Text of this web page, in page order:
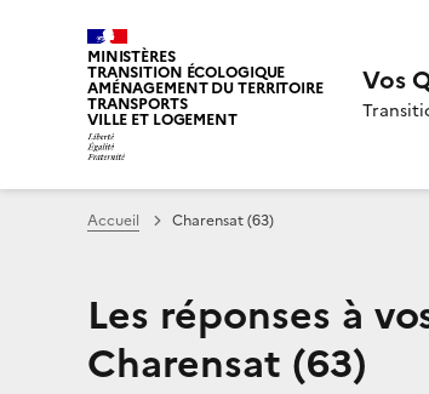
MINISTÈRES
TRANSITION ÉCOLOGIQUE
AMÉNAGEMENT DU TERRITOIRE
TRANSPORTS
VILLE ET LOGEMENT
Vos
Accueil Charensat (63)
Les réponses à
Charensat (63)